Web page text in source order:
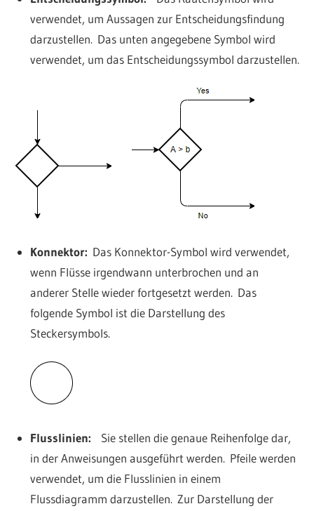
verwendet, um Aussagen zur Entscheidungsfindung
darzustellen. Das unten angegebene Symbol wird
verwendet, um das Entscheidungssymbol darzustellen.
Konnektor: Das Konnektor-Symbol wird verwendet,
wenn Flüsse irgendwann unterbrochen und an
anderer Stelle wieder fortgesetzt werden. Das
folgende Symbol ist die Darstellung des
Steckersymbols.
Flusslinien: Sie stellen die genaue Reihenfolge dar,
in der Anweisungen ausgeführt werden. Pfeile werden
verwendet, um die Flusslinien in einem
Flussdiagramm darzustellen. Zur Darstellung der